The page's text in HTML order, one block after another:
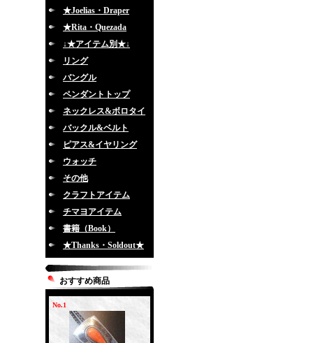
★Joelias・Draper
★Rita・Quezada
↓★アイテム別★↓
リング
バングル
ペンダントトップ
ネックレス&ボロタイ
バックル&ベルト
ピアス&イヤリング
ウォッチ
その他
クラフトアイテム
チマヨアイテム
書籍（Book）
★Thanks・Soldout★
おすすめ商品
No.1